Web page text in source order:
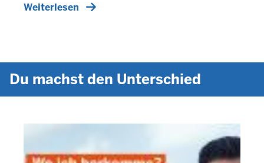
Weiterlesen
Du machst den Unterschied